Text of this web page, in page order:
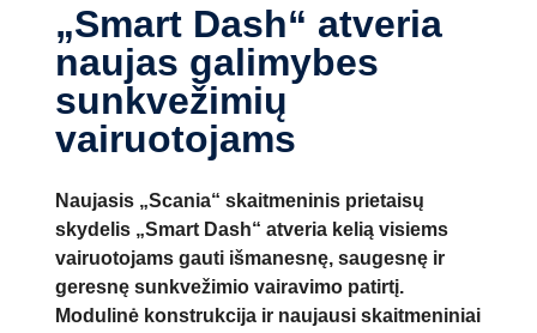
„Smart Dash“ atveria
naujas galimybes
sunkvežimių
vairuotojams
Naujasis „Scania“ skaitmeninis prietaisų
skydelis „Smart Dash“ atveria kelią visiems
vairuotojams gauti išmanesnę, saugesnę ir
geresnę sunkvežimio vairavimo patirtį.
Modulinė konstrukcija ir naujausi skaitmeniniai